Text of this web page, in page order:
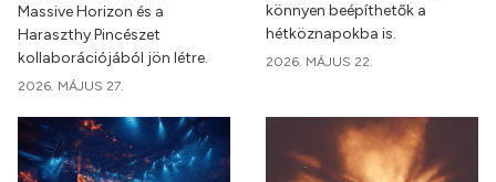
Massive Horizon és a
Haraszthy Pincészet
kollaborációjából jön létre.
2026. MÁJUS 27.
könnyen beépíthetők a
hétköznapokba is.
2026. MÁJUS 22.